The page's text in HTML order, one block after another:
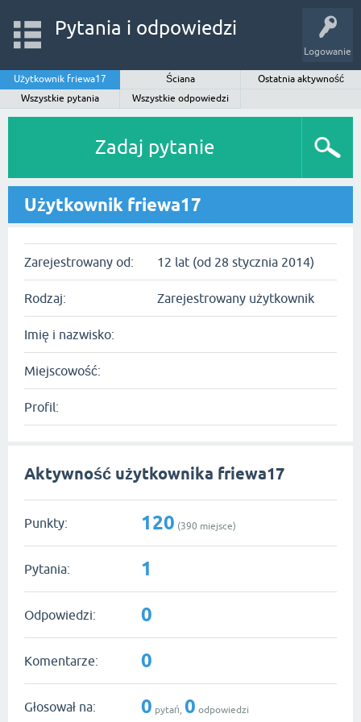
Logowanie
Pytania i odpowiedzi
Użytkownik friewa17 Ściana
Ostatnia aktywność
Wszystkie pytania
Wszystkie odpowiedzi
Zadaj pytanie
Użytkownik friewa17
Zarejestrowany od: 12 lat (od 28 stycznia 2014)
Rodzaj: Zarejestrowany użytkownik
Imię i nazwisko:
Miejscowość:
Profil:
Aktywność użytkownika friewa17
Punkty: 120 (390 miejsce)
Pytania: 1
Odpowiedzi: 0
Komentarze: 0
Głosował na: 0 pytań, 0 odpowiedzi